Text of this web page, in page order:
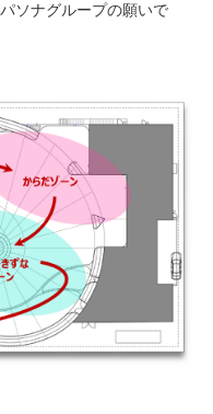
ソナグループの願いで